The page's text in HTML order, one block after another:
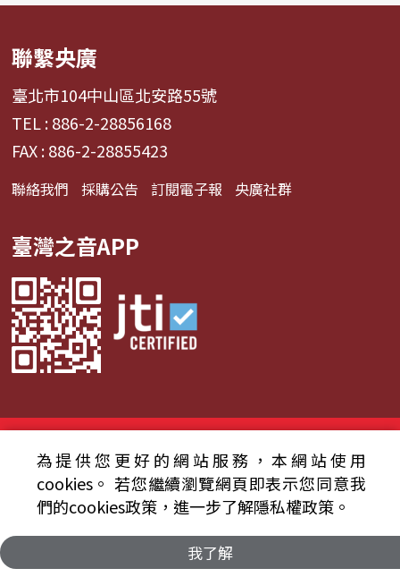
聯繫央廣
臺北市104中山區北安路55號
TEL : 886-2-28856168
FAX : 886-2-28855423
聯絡我們 採購公告 訂閱電子報 央廣社群
臺灣之音APP
© 2024財團法人中央廣播電臺 版權所有
資通安全政策聲明
服務條款 隱私權條款
為提供您更好的網站服務，本網站使用
cookies。 若您繼續瀏覽網頁即表示您同意我
們的cookies政策，進一步了解隱私權政策。
我了解